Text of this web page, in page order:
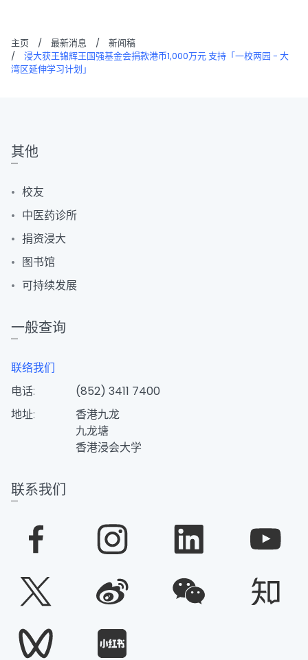
主页 / 最新消息 /
新闻稿
/
浸大获王锦辉王国强基金会捐款港币1,000万元 支持「一校两园 - 大
湾区延伸学习计划」
其他
校友
中医药诊所
捐资浸大
图书馆
可持续发展
一般查询
联络我们
电话:
(852) 3411 7400
地址:
香港九龙
九龙塘
香港浸会大学
联系我们